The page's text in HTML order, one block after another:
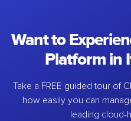
Want to
Platform in
Take a FREE guided tour of
how easily you can
leading cloud-